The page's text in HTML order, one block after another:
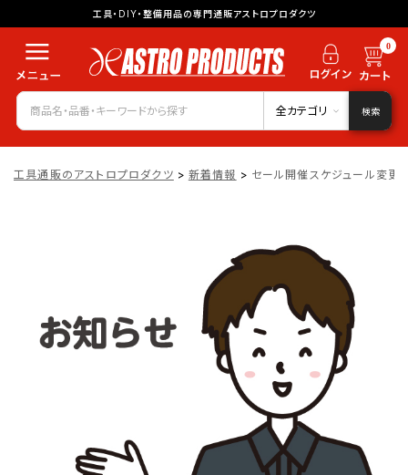
工具・DIY・整備用品の専門通販アストロプロダクツ
0
全カテゴリ 検索
工具通販のアストロプロダクツ > 新着情報 > セール開催スケジュール変更